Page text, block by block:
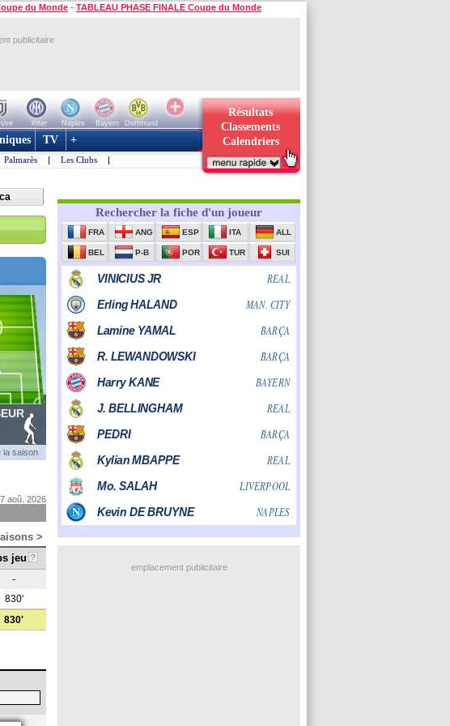
du Monde - TABLEAU PHASE FINALE Coupe du Monde
publicitaire
Inter Naples Bayern
Dortmund
Résultats
Classements
Calendriers
TV +
Palmarès | Les Clubs |
la saison
aoû. 2026
>
jeu ?
-
830'
830'
emplacement publicitaire